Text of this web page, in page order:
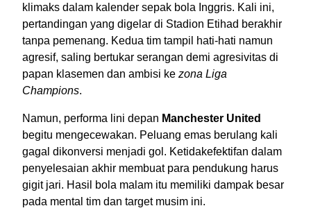
klimaks dalam kalender sepak bola Inggris. Kali ini,
pertandingan yang digelar di Stadion Etihad berakhir
tanpa pemenang. Kedua tim tampil hati-hati namun
agresif, saling bertukar serangan demi agresivitas di
papan klasemen dan ambisi ke zona Liga
Champions.
Namun, performa lini depan Manchester United
begitu mengecewakan. Peluang emas berulang kali
gagal dikonversi menjadi gol. Ketidakefektifan dalam
penyelesaian akhir membuat para pendukung harus
gigit jari. Hasil bola malam itu memiliki dampak besar
pada mental tim dan target musim ini.